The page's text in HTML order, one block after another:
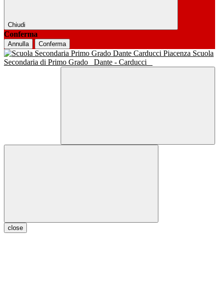
Chiudi
Conferma
Annulla Conferma
Scuola
Secondaria di Primo Grado
Dante - Carducci
close